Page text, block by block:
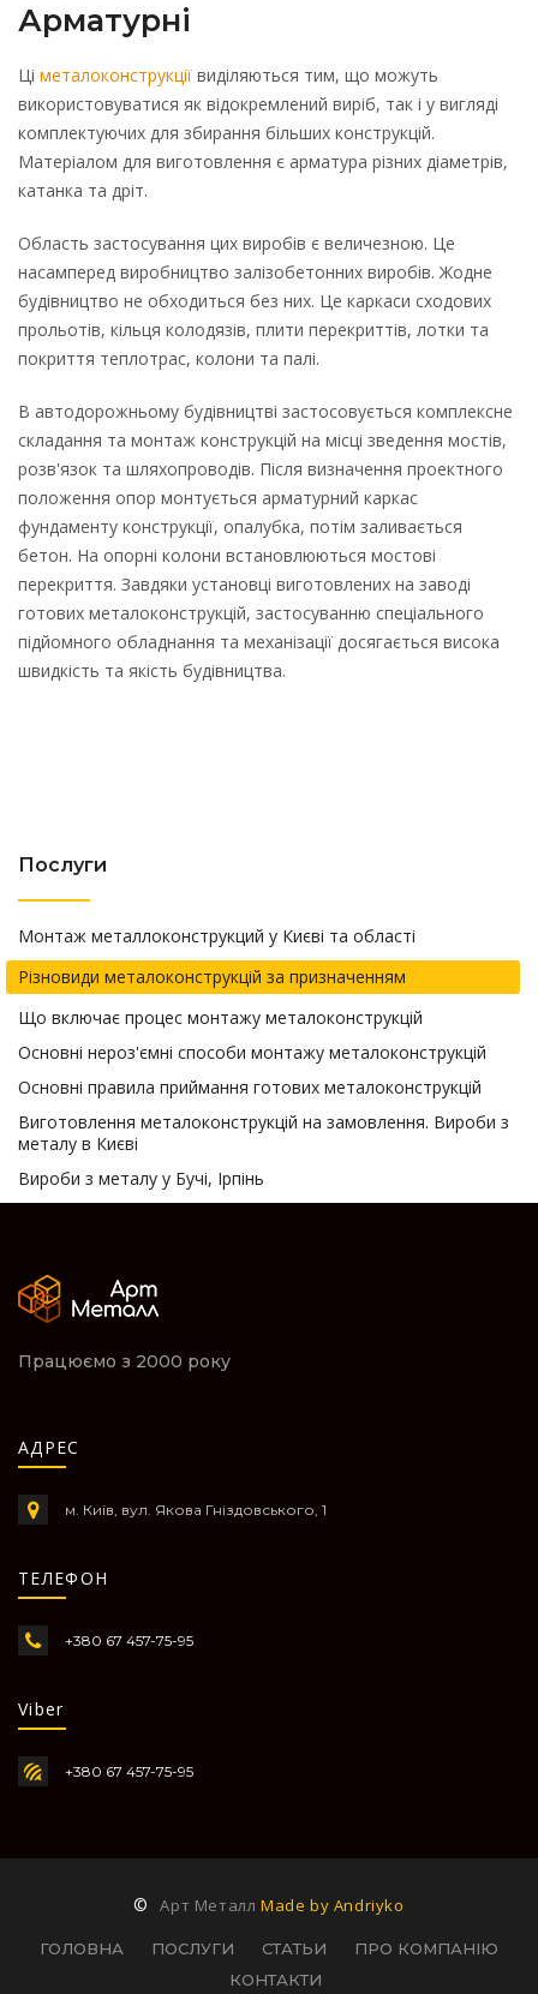
Арматурні
Ці металоконструкції виділяються тим, що можуть
використовуватися як відокремлений виріб, так і у вигляді
комплектуючих для збирання більших конструкцій.
Матеріалом для виготовлення є арматура різних діаметрів,
катанка та дріт.
Область застосування цих виробів є величезною. Це
насамперед виробництво залізобетонних виробів. Жодне
будівництво не обходиться без них. Це каркаси сходових
прольотів, кільця колодязів, плити перекриттів, лотки та
покриття теплотрас, колони та палі.
В автодорожньому будівництві застосовується комплексне
складання та монтаж конструкцій на місці зведення мостів,
розв'язок та шляхопроводів. Після визначення проектного
положення опор монтується арматурний каркас
фундаменту конструкції, опалубка, потім заливається
бетон. На опорні колони встановлюються мостові
перекриття. Завдяки установці виготовлених на заводі
готових металоконструкцій, застосуванню спеціального
підйомного обладнання та механізації досягається висока
швидкість та якість будівництва.
Послуги
Монтаж металлоконструкций у Києві та області
Різновиди металоконструкцій за призначенням
Що включає процес монтажу металоконструкцій
Основні нероз'ємні способи монтажу металоконструкцій
Основні правила приймання готових металоконструкцій
Виготовлення металоконструкцій на замовлення. Вироби з
металу в Києві
Вироби з металу у Бучі, Ірпінь
Працюємо з 2000 року
АДРЕС
м. Київ, вул. Якова Гніздовського, 1
ТЕЛЕФОН
+380 67 457-75-95
Viber
+380 67 457-75-95
© Арт Металл Made by Andriyko
ГОЛОВНА ПОСЛУГИ СТАТЬИ
ПРО КОМПАНІЮ
КОНТАКТИ